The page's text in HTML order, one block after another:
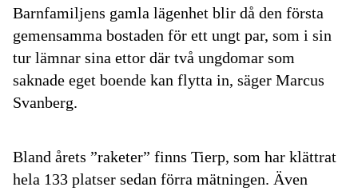
Barnfamiljens gamla lägenhet blir då den första
gemensamma bostaden för ett ungt par, som i sin
tur lämnar sina ettor där två ungdomar som
saknade eget boende kan flytta in, säger Marcus
Svanberg.
Bland årets ”raketer” finns Tierp, som har klättrat
hela 133 platser sedan förra mätningen. Även